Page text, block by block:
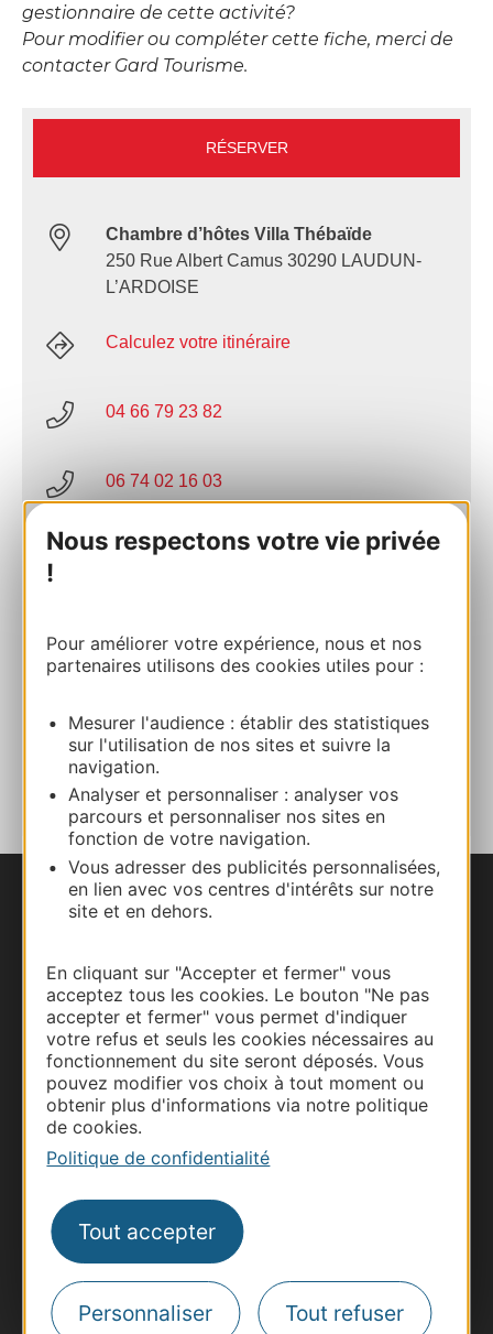
Nous respectons votre vie privée
!
Pour améliorer votre expérience, nous et nos
partenaires utilisons des cookies utiles pour :
Mesurer l'audience : établir des statistiques
sur l'utilisation de nos sites et suivre la
navigation.
Analyser et personnaliser : analyser vos
parcours et personnaliser nos sites en
fonction de votre navigation.
Vous adresser des publicités personnalisées,
en lien avec vos centres d'intérêts sur notre
site et en dehors.
En cliquant sur "Accepter et fermer" vous
acceptez tous les cookies. Le bouton "Ne pas
accepter et fermer" vous permet d'indiquer
votre refus et seuls les cookies nécessaires au
fonctionnement du site seront déposés. Vous
pouvez modifier vos choix à tout moment ou
obtenir plus d'informations via notre politique
de cookies.
Politique de confidentialité
Tout accepter
Personnaliser Tout refuser
gestionnaire de cette activité?
Pour modifier ou compléter cette fiche, merci de
contacter Gard Tourisme.
RÉSERVER
Chambre d’hôtes Villa Thébaïde
250 Rue Albert Camus 30290 LAUDUN-
L’ARDOISE
Calculez votre itinéraire
04 66 79 23 82
06 74 02 16 03
E-mail
AJOUTER
AU CARNET
Nous contacter
Carte interactive
Documentation
Thermalisme
Business/Mice